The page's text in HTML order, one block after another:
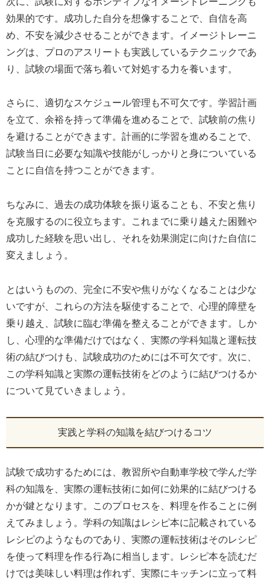
効果的です。成功した自分を想像することで、自信を高
め、不安を減少させることができます。イメージトレーニ
ングは、プロのアスリートも実践しているテクニックであ
り、試験の場面で落ち着いて対処する力を養います。
さらに、適切なスケジュール管理も不可欠です。学習計画
を立て、余裕を持って準備を進めることで、試験前の焦り
を避けることができます。計画的に学習を進めることで、
試験当日に必要な知識や技能がしっかりと身についている
ことに自信を持つことができます。
ちなみに、過去の成功体験を振り返ることも、不安と焦り
を克服するのに役立ちます。これまでに乗り越えた困難や
成功した経験を思い出し、それを効果測定に向けた自信に
変えましょう。
とはいうものの、完全に不安や焦りがなくなることは少な
いですが、これらの方法を駆使することで、心理的障壁を
乗り越え、試験に臨む準備を整えることができます。しか
し、心理的な準備だけではなく、実際の学科知識と運転技
術の結びつけも、試験成功のためには不可欠です。次に、
この学科知識と実際の運転技術をどのように結びつけるか
について見ていきましょう。
実践と学科の知識を結びつけるコツ
試験で成功するためには、教習所や自動車学校で学んだ学
科の知識を、実際の運転技術に如何に効果的に結びつける
かが鍵となります。このプロセスを、料理を作ることに例
えてみましょう。学科の知識はレシピ本に記載されている
レシピのようなものであり、実際の運転技術はそのレシピ
を使って料理を作る行為に相当します。レシピ本を読むだ
けでは美味しい料理は作れず、実際にキッチンに立って料